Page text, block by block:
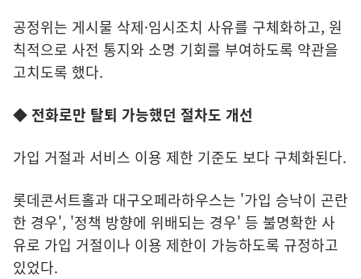
공정위는 게시물 삭제·임시조치 사유를 구체화하고, 원
칙적으로 사전 통지와 소명 기회를 부여하도록 약관을
고치도록 했다.
◆ 전화로만 탈퇴 가능했던 절차도 개선
가입 거절과 서비스 이용 제한 기준도 보다 구체화된다.
롯데콘서트홀과 대구오페라하우스는 '가입 승낙이 곤란
한 경우', '정책 방향에 위배되는 경우' 등 불명확한 사
유로 가입 거절이나 이용 제한이 가능하도록 규정하고
있었다.